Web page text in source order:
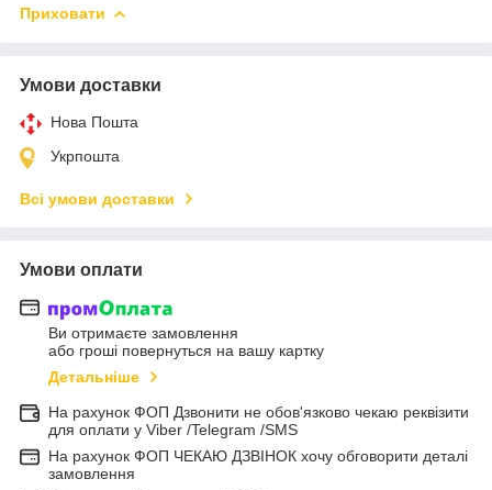
Приховати
Умови доставки
Нова Пошта
Укрпошта
Всі умови доставки
Умови оплати
Ви отримаєте замовлення
або гроші повернуться на вашу картку
Детальніше
На рахунок ФОП Дзвонити не обов'язково чекаю реквізити
для оплати у Viber /Telegram /SMS
На рахунок ФОП ЧЕКАЮ ДЗВІНОК хочу обговорити деталі
замовлення